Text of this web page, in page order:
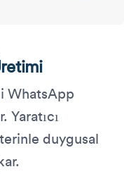
WhatsApp
Yaratıcı
duygusal